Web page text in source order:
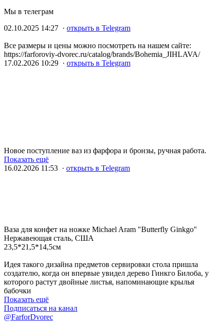
Мы в телеграм
02.10.2025 14:27 · открыть в Telegram
Все размеры и цены можно посмотреть на нашем сайте:
https://farforoviy-dvorec.ru/catalog/brands/Bohemia_JIHLAVA/
17.02.2026 10:29 · открыть в Telegram
Новое поступление ваз из фарфора и бронзы, ручная работа.
Показать ещё
16.02.2026 11:53 · открыть в Telegram
Ваза для конфет на ножке Michael Aram "Butterfly Ginkgo"
Нержавеющая сталь, США
23,5*21,5*14,5см
Идея такого дизайна предметов сервировки стола пришла
создателю, когда он впервые увидел дерево Гинкго Билоба, у
которого растут двойные листья, напоминающие крылья
бабочки
Показать ещё
Подписаться на канал
@FarforDvorec